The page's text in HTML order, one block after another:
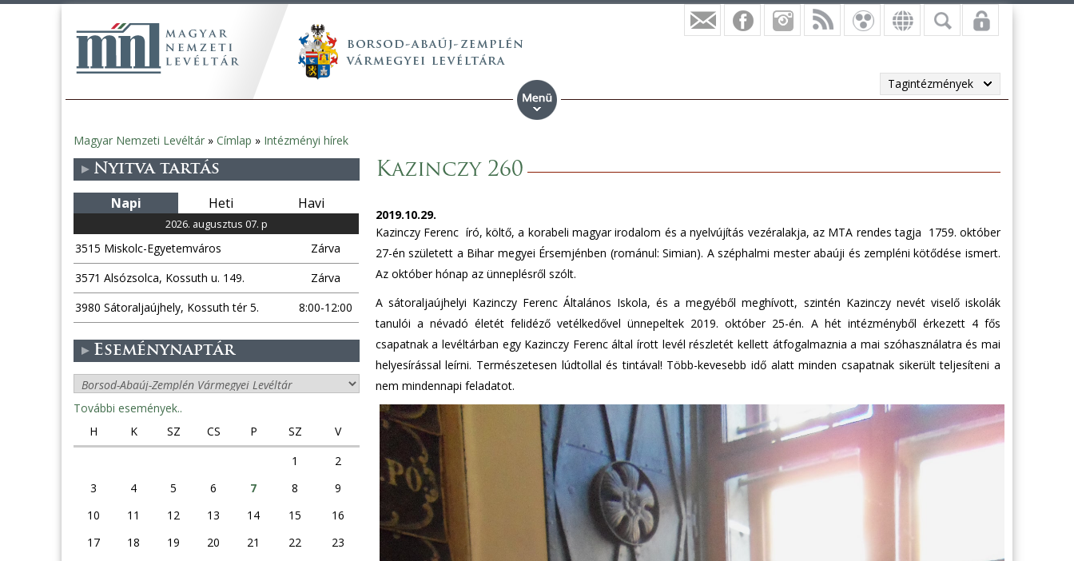
Tagintézmények
Jelenlegi
hely
Magyar Nemzeti Levéltár » Címlap » Intézményi hírek
Kazinczy 260
2019.10.29.
Kazinczy Ferenc író, költő, a korabeli magyar irodalom és a nyelvújítás vezéralakja, az MTA rendes tagja 1759. október
27-én született a Bihar megyei Érsemjénben (románul: Simian). A széphalmi mester abaúji és zempléni kötődése ismert.
Az október hónap az ünneplésről szólt.
A sátoraljaújhelyi Kazinczy Ferenc Általános Iskola, és a megyéből meghívott, szintén Kazinczy nevét viselő iskolák
tanulói a névadó életét felidéző vetélkedővel ünnepeltek 2019. október 25-én. A hét intézményből érkezett 4 fős
csapatnak a levéltárban egy Kazinczy Ferenc által írott levél részletét kellett átfogalmaznia a mai szóhasználatra és mai
helyesírással leírni. Természetesen lúdtollal és tintával! Több-kevesebb idő alatt minden csapatnak sikerült teljesíteni a
nem mindennapi feladatot.
Nyitva tartás
Napi Heti Havi
2026. augusztus 07. p
3515 Miskolc-Egyetemváros
Zárva
3571 Alsózsolca, Kossuth u. 149.
Zárva
3980 Sátoraljaújhely, Kossuth tér 5.
8:00-12:00
Eseménynaptár
További események..
H
K SZ CS P SZ
V
1
2
3
4 5 6 7 8
9
10
11 12 13 14 15
16
17
18 19 20 21 22
23